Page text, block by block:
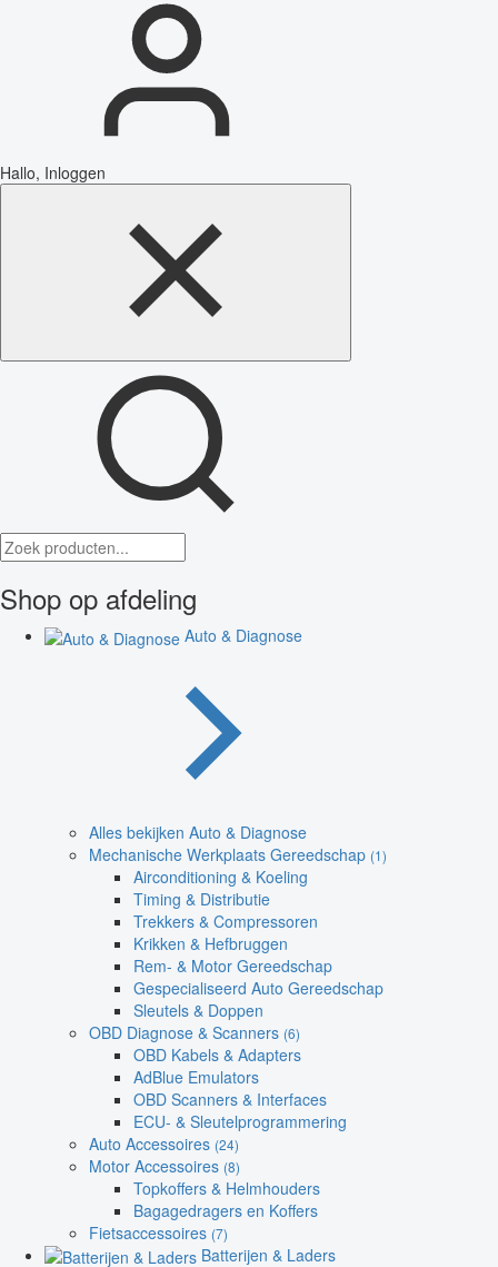
Hallo, Inloggen
Shop op afdeling
Auto & Diagnose
Alles bekijken Auto & Diagnose
Mechanische Werkplaats Gereedschap (1)
Airconditioning & Koeling
Timing & Distributie
Trekkers & Compressoren
Krikken & Hefbruggen
Rem- & Motor Gereedschap
Gespecialiseerd Auto Gereedschap
Sleutels & Doppen
OBD Diagnose & Scanners (6)
OBD Kabels & Adapters
AdBlue Emulators
OBD Scanners & Interfaces
ECU- & Sleutelprogrammering
Auto Accessoires (24)
Motor Accessoires (8)
Topkoffers & Helmhouders
Bagagedragers en Koffers
Fietsaccessoires (7)
Batterijen & Laders